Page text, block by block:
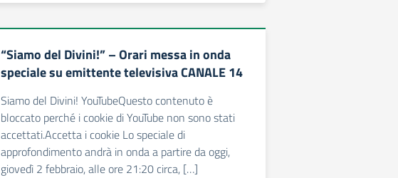
“Siamo del Divini!” – Orari messa in onda
speciale su emittente televisiva CANALE 14
Siamo del Divini! YouTubeQuesto contenuto è
bloccato perché i cookie di YouTube non sono stati
accettati.Accetta i cookie Lo speciale di
approfondimento andrà in onda a partire da oggi,
giovedì 2 febbraio, alle ore 21:20 circa, […]